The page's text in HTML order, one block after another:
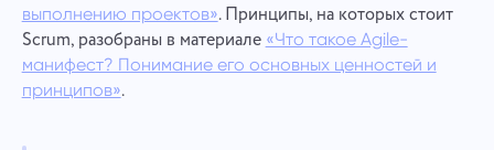
выполнению проектов». Принципы, на которых стоит
Scrum, разобраны в материале «Что такое Agile-
манифест? Понимание его основных ценностей и
принципов».